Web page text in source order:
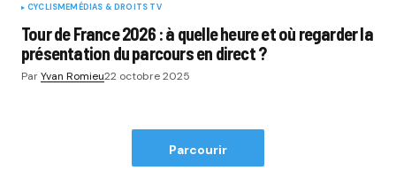
CYCLISMEMÉDIAS & DROITS TV
Tour de France 2026 : à quelle heure et où regarder la
présentation du parcours en direct ?
ParYvan Romieu22 octobre 2025
Parcourir